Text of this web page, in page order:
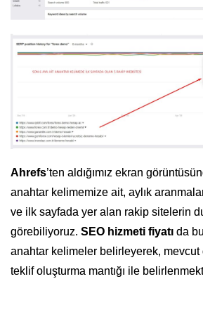
Ahrefs’ten aldığımız ekran
anahtar kelimemize ait, aylık
ve ilk sayfada yer alan rakip sitelerin
görebiliyoruz. SEO hizmeti fiyatı da
anahtar kelimeler belirleyerek, mevcut
teklif oluşturma mantığı ile